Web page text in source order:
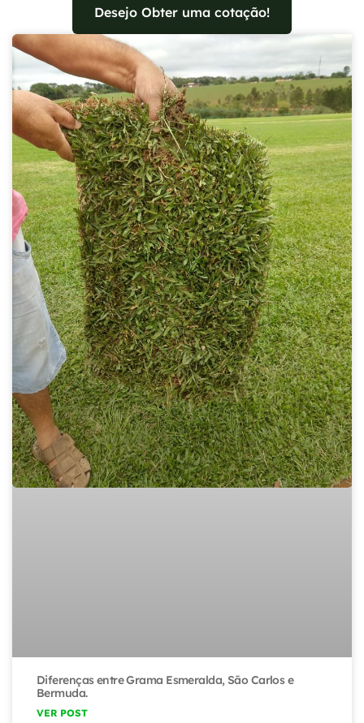
Desejo Obter uma cotação!
Diferenças entre Grama Esmeralda, São Carlos e
Bermuda.
VER POST